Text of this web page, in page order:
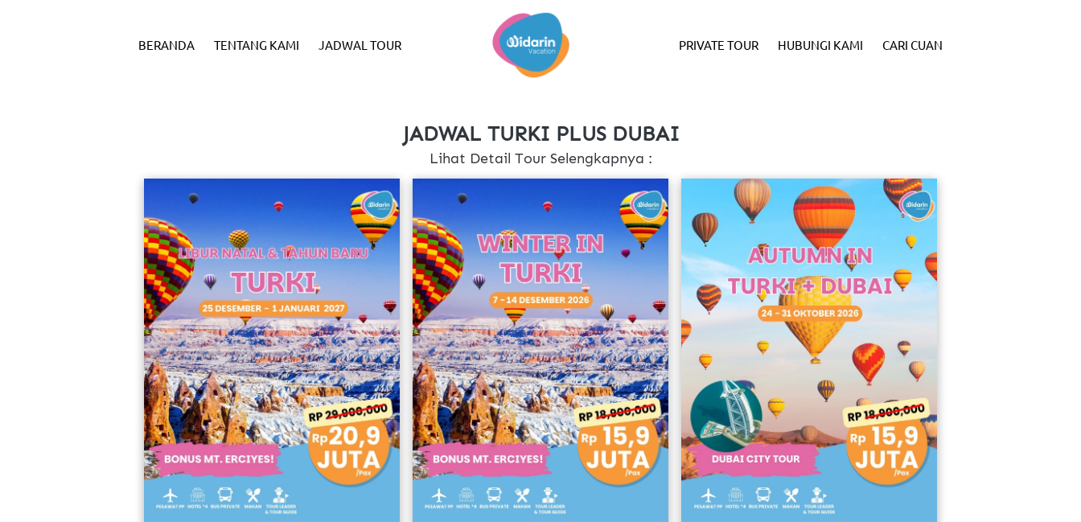
BERANDA TENTANG KAMI JADWAL TOUR PRIVATE TOUR HUBUNGI KAMI CARI CUAN
JADWAL TURKI PLUS DUBAI
Lihat Detail Tour Selengkapnya :